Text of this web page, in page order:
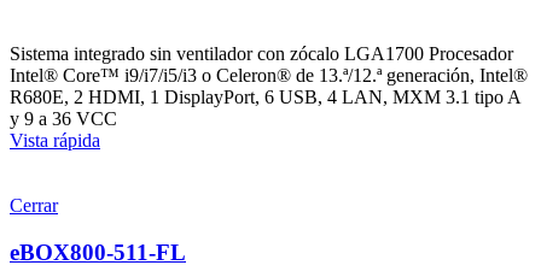
Sistema integrado sin ventilador con zócalo LGA1700 Procesador
Intel® Core™ i9/i7/i5/i3 o Celeron® de 13.ª/12.ª generación, Intel®
R680E, 2 HDMI, 1 DisplayPort, 6 USB, 4 LAN, MXM 3.1 tipo A
y 9 a 36 VCC
Vista rápida
Cerrar
eBOX800-511-FL